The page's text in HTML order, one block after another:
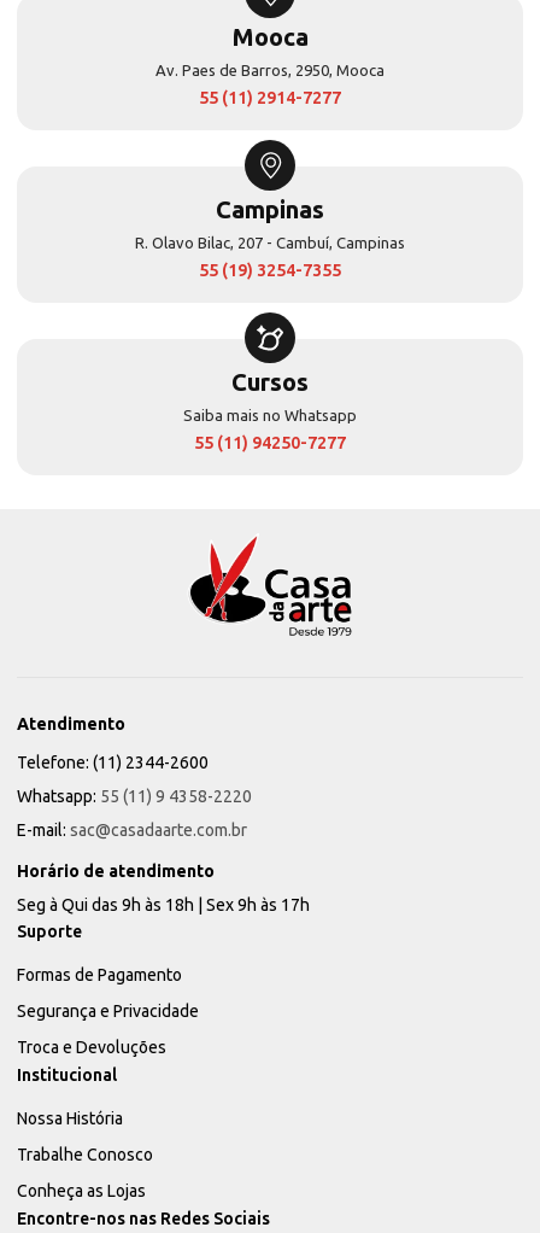
Mooca
Av. Paes de Barros, 2950, Mooca
55 (11) 2914-7277
Campinas
R. Olavo Bilac, 207 - Cambuí, Campinas
55 (19) 3254-7355
Cursos
Saiba mais no Whatsapp
55 (11) 94250-7277
Atendimento
Telefone: (11) 2344-2600
Whatsapp: 55 (11) 9 4358-2220
E-mail: sac@casadaarte.com.br
Horário de atendimento
Seg à Qui das 9h às 18h | Sex 9h às 17h
Suporte
Formas de Pagamento
Segurança e Privacidade
Troca e Devoluções
Institucional
Nossa História
Trabalhe Conosco
Conheça as Lojas
Encontre-nos nas Redes Sociais